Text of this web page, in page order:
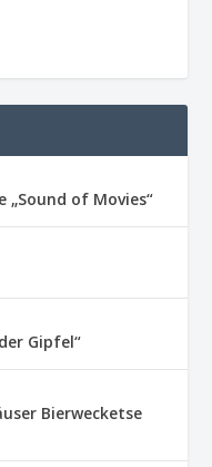
of Movies“
Gipfel“
Bierwecketse